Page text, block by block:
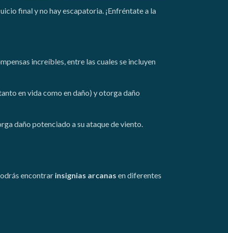
final y no hay escapatoria. ¡Enfréntate a la
increíbles, entre las cuales se incluyen
en vida como en daño) y otorga daño
daño potenciado a su ataque de viento.
encontrar insignias arcanas en diferentes